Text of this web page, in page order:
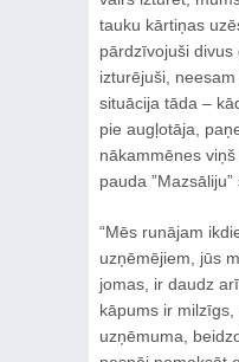
tauku kārtiņas
pārdzīvojuši
izturējuši,
situācija tāda –
pie augļotāja,
nākammēnes
pauda ”Mazsāliju”
“Mēs runājam
uzņēmējiem, jūs
jomas, ir daudz
kāpums ir
uzņēmuma,